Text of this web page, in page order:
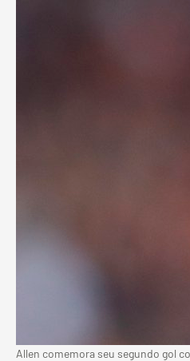
Allen comemora seu segundo gol